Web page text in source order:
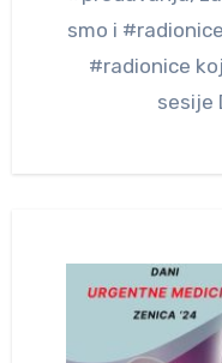
smo i
#radionice
sesije